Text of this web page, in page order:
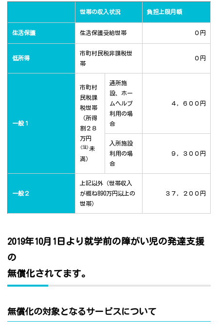
世帯の収入状況 負担上限月額
生活保護 生活保護受給世帯 ０円
低所得
市町村民税非課税世
帯
０円
一般１
市町村
民税課
税世帯
（所得
割２８
万円
(注) 未
満）
通所施
設、ホー
ムヘルプ
利用の場
合
４，６００円
入所施設
利用の場
合
９，３００円
一般２
上記以外（世帯収入
が概ね890万円以上の
世帯）
３７，２００円
2019年10月1日より就学前の障がい児の発達支援
の
無償化されてます。
無償化の対象となるサービスについて